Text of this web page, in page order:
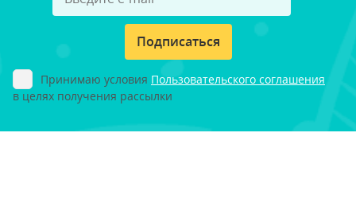
Подписаться
Принимаю условия Пользовательского соглашения
в целях получения рассылки